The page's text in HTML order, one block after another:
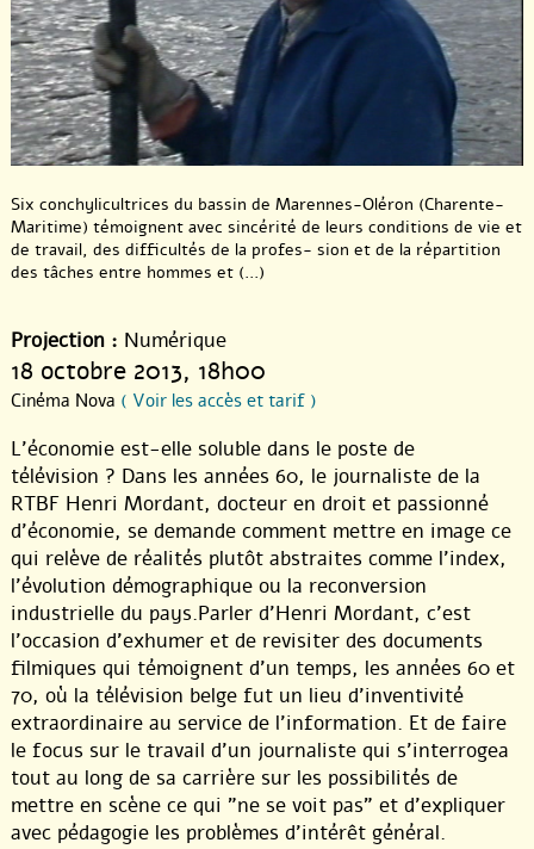
Six conchylicultrices du bassin de Marennes-Oléron (Charente-
Maritime) témoignent avec sincérité de leurs conditions de vie et
de travail, des difficultés de la profes- sion et de la répartition
des tâches entre hommes et (...)
Projection : Numérique
18 octobre 2013, 18h00
Cinéma Nova ( Voir les accès et tarif )
L’économie est-elle soluble dans le poste de
télévision ? Dans les années 60, le journaliste de la
RTBF Henri Mordant, docteur en droit et passionné
d’économie, se demande comment mettre en image ce
qui relève de réalités plutôt abstraites comme l’index,
l’évolution démographique ou la reconversion
industrielle du pays.Parler d’Henri Mordant, c’est
l’occasion d’exhumer et de revisiter des documents
filmiques qui témoignent d’un temps, les années 60 et
70, où la télévision belge fut un lieu d’inventivité
extraordinaire au service de l’information. Et de faire
le focus sur le travail d’un journaliste qui s’interrogea
tout au long de sa carrière sur les possibilités de
mettre en scène ce qui "ne se voit pas" et d’expliquer
avec pédagogie les problèmes d’intérêt général.